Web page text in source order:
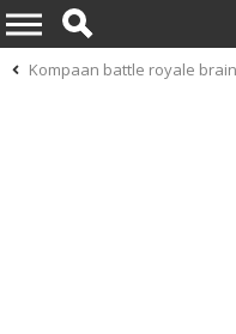
Kompaan battle royale